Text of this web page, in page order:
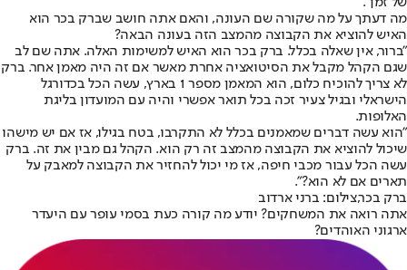
מה דעתך על מה שקורה שם העונה, והאם אתה חושב שברק בכר הוא
האיש להוציא את הקבוצה מהמצב הזה בעונה הבאה?
"ברור, אין שאלה בכלל. ברק בכר הוא האיש למשימות האלה. אתה שם לב
שגם הקהל מקבל את הסיטואציה אחרת מאשר אם זה היה מאמן אחר. ברק
לא צריך להוכיח כלום, הוא המאמן מספר 1 בארץ, עשה הכל בכדורגל
הישראלי ובגיל צעיר זכה בכל תואר אפשרי והיה עם המועדון בליגת
האלופות.
"הוא עשה דברים שמאמנים בכלל לא התקרבו, בטח בגילו, אז אם יש מישהו
שיכול להוציא את הקבוצה מהמצב זה רק הוא. הקהל גם מבין את זה. ברק
עשה הכל עבור מכבי חיפה, אז מי יכול להחזיר את הקבוצה למאבק על
תארים אם לא הוא?".
ברק בכר,צילום: ברני ארדוב
אתה רואה את המשחקים? יודע מה קורה כעת בסמי עופר עם היעדר
ארגוני האוהדים?